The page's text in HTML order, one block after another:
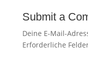
Submit a
Deine E-Mail-
Erforderliche